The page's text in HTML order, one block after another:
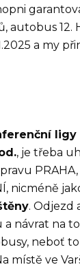
12.
a my
ligy
, je třeba
PRAHA,
nicméně
. Odjezd
a návrat na
neboť
místě ve